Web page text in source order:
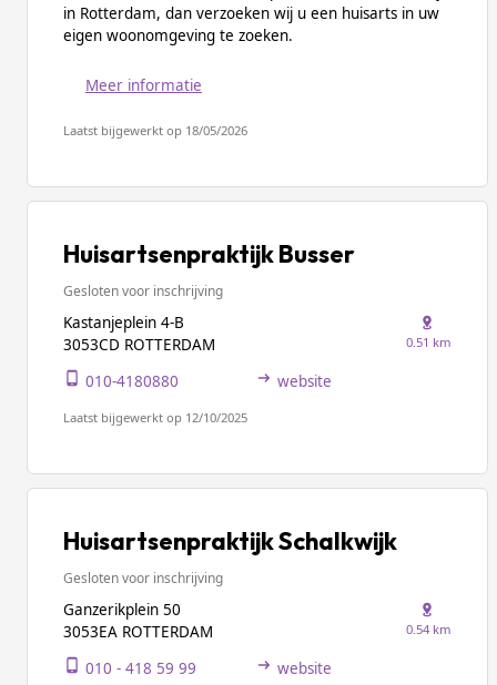
in Rotterdam, dan verzoeken wij u een huisarts in uw
eigen woonomgeving te zoeken.
Meer informatie
Laatst bijgewerkt op 18/05/2026
Huisartsenpraktijk Busser
Gesloten voor inschrijving
Kastanjeplein 4-B
3053CD ROTTERDAM
0.51 km
010-4180880 website
Laatst bijgewerkt op 12/10/2025
Huisartsenpraktijk Schalkwijk
Gesloten voor inschrijving
Ganzerikplein 50
3053EA ROTTERDAM
0.54 km
010 - 418 59 99 website